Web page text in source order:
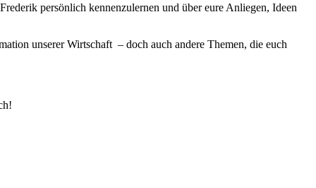
persönlich kennenzulernen und über eure Anliegen, Ideen
unserer Wirtschaft – doch auch andere Themen, die euch